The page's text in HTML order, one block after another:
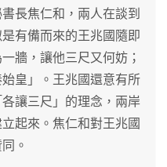
長焦仁和，兩人在談到
有備而來的王兆國隨即
牆，讓他三尺又何妨；
皇」。王兆國還意有所
讓三尺」的理念，兩岸
起來。焦仁和對王兆國
。